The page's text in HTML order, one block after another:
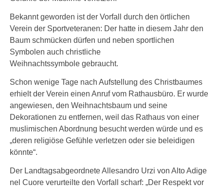
Bekannt geworden ist der Vorfall durch den örtlichen
Verein der Sportveteranen: Der hatte in diesem Jahr den
Baum schmücken dürfen und neben sportlichen
Symbolen auch christliche
Weihnachtssymbole gebraucht.
Schon wenige Tage nach Aufstellung des Christbaumes
erhielt der Verein einen Anruf vom Rathausbüro. Er wurde
angewiesen, den Weihnachtsbaum und seine
Dekorationen zu entfernen, weil das Rathaus von einer
muslimischen Abordnung besucht werden würde und es
„deren religiöse Gefühle verletzen oder sie beleidigen
könnte“.
Der Landtagsabgeordnete Allesandro Urzi von Alto Adige
nel Cuore verurteilte den Vorfall scharf: „Der Respekt vor